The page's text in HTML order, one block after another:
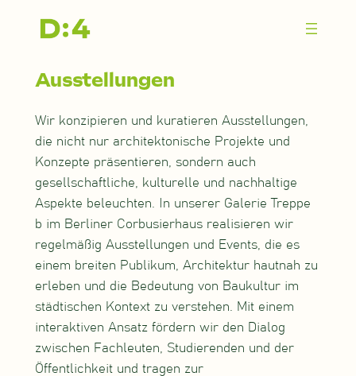
Ausstellungen
Wir konzipieren und kuratieren Ausstellungen,
die nicht nur architektonische Projekte und
Konzepte präsentieren, sondern auch
gesellschaftliche, kulturelle und nachhaltige
Aspekte beleuchten. In unserer Galerie Treppe
b im Berliner Corbusierhaus realisieren wir
regelmäßig Ausstellungen und Events, die es
einem breiten Publikum, Architektur hautnah zu
erleben und die Bedeutung von Baukultur im
städtischen Kontext zu verstehen. Mit einem
interaktiven Ansatz fördern wir den Dialog
zwischen Fachleuten, Studierenden und der
Öffentlichkeit und tragen zur